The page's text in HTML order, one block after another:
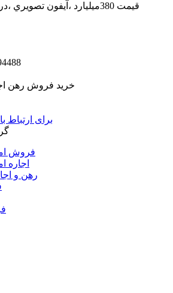
قيمت 380ميليارد ،آيفون تصويري ،درب ريموت ،آنتن مركزي
خرید فروش رهن
برای ارتباط
فروش
اجاره
رهن و